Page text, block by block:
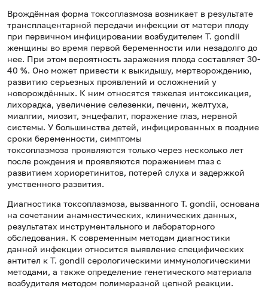
Врождённая форма токсоплазмоза возникает в результате
трансплацентарной передачи инфекции от матери плоду
при первичном инфицировании возбудителем T. gondii
женщины во время первой беременности или незадолго до
нее. При этом вероятность заражения плода составляет 30-
40 %. Оно может привести к выкидышу, мертворождению,
развитию серьезных проявлений и осложнений у
новорождённых. К ним относятся тяжелая интоксикация,
лихорадка, увеличение селезенки, печени, желтуха,
миалгии, миозит, энцефалит, поражение глаз, нервной
системы. У большинства детей, инфицированных в поздние
сроки беременности, симптомы
токсоплазмоза проявляются только через несколько лет
после рождения и проявляются поражением глаз с
развитием хориоретинитов, потерей слуха и задержкой
умственного развития.
Диагностика токсоплазмоза, вызванного T. gondii, основана
на сочетании анамнестических, клинических данных,
результатах инструментального и лабораторного
обследования. К современным методам диагностики
данной инфекции относится выявление специфических
антител к T. gondii серологическими иммунологическими
методами, а также определение генетического материала
возбудителя методом полимеразной цепной реакции.